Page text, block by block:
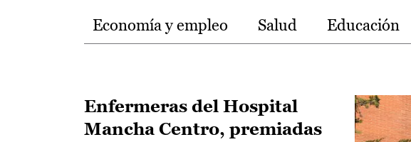
Temas
Economía y empleo Salud Educación
Enfermeras del Hospital
Mancha Centro, premiadas